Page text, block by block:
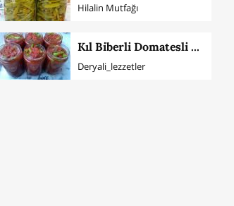
Hilalin Mutfağı
Kıl Biberli Domatesli Acılı Sos
Deryali_lezzetler